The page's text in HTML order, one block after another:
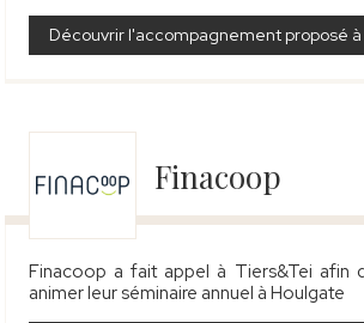
Découvrir l'accompagnement proposé à
Finacoop
Finacoop a fait appel à Tiers&Tei afin
animer leur séminaire annuel à Houlgate